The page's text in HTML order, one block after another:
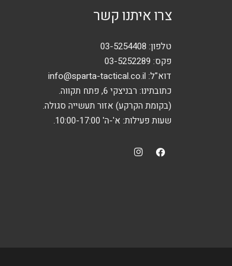
צרו איתנו קשר
טלפון: 03-5254408
פקס: 03-5252289
דוא"ל: info@sparta-tactical.co.il
כתובתינו: רבניצקי 6, פתח תקווה.
(בקומת הקרקע) אזור תעשייה סגולה.
שעות פעילות: א'-ה' 10:00-17:00.